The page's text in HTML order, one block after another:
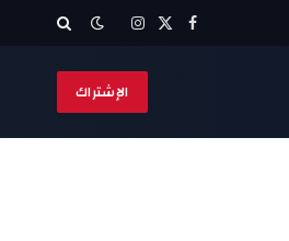
فيسبوك
X
الانستغرام
الإشتراك